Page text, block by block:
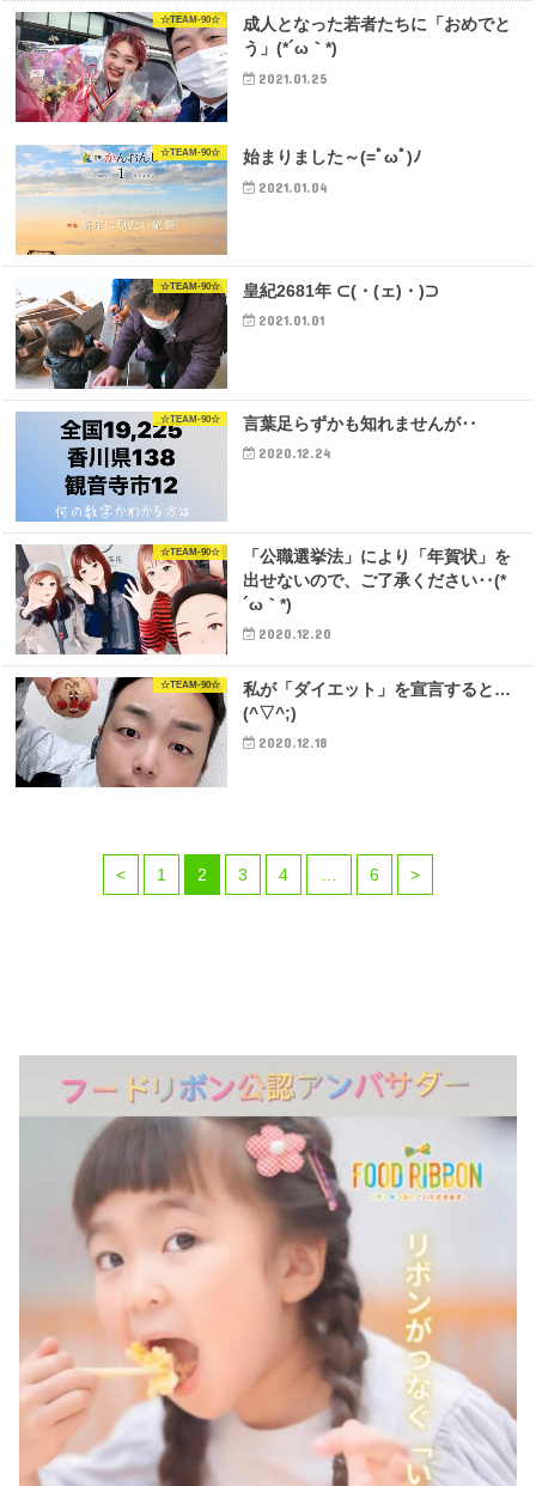
☆TEAM-90☆
成人となった若者たちに「おめでと
う」(*´ω｀*)
2021.01.25
☆TEAM-90☆ 始まりました～(=ﾟωﾟ)ﾉ
2021.01.04
☆TEAM-90☆ 皇紀2681年 ⊂(・(ェ)・)⊃
2021.01.01
☆TEAM-90☆ 言葉足らずかも知れませんが‥
2020.12.24
☆TEAM-90☆
「公職選挙法」により「年賀状」を
出せないので、ご了承ください‥(*
´ω｀*)
2020.12.20
☆TEAM-90☆
私が「ダイエット」を宣言すると…
(^▽^;)
2020.12.18
< 1 2 3 4 6 >